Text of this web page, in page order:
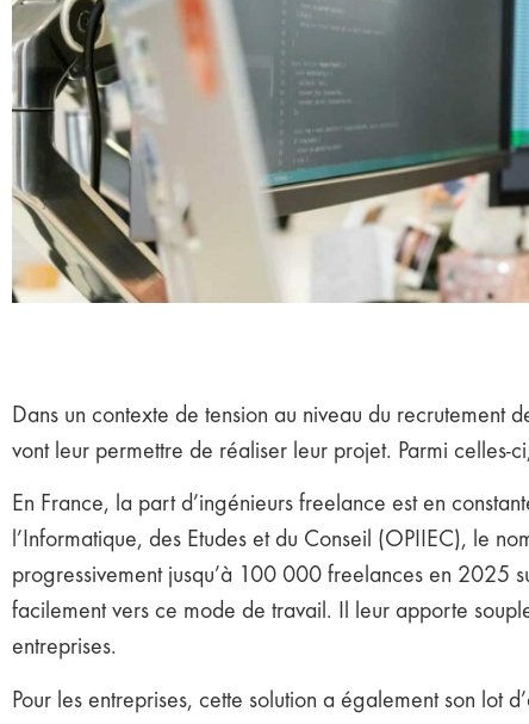
Dans un contexte de tension au niveau du recrutement
vont leur permettre de réaliser leur projet. Parmi celles-
En France, la part d’ingénieurs freelance est en
l’Informatique, des Etudes et du Conseil (OPIIEC), le
progressivement jusqu’à 100 000 freelances en 2025
facilement vers ce mode de travail. Il leur apporte
entreprises.
Pour les entreprises, cette solution a également son lot